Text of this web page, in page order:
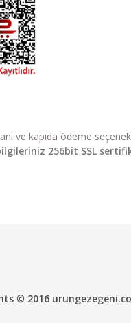
ve kapıda ödeme
256bit SSL
© 2016